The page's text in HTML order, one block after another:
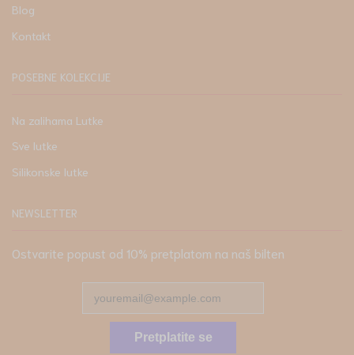
Blog
Kontakt
POSEBNE KOLEKCIJE
Na zalihama Lutke
Sve lutke
Silikonske lutke
NEWSLETTER
Ostvarite popust od 10% pretplatom na naš bilten
Pretplatite se